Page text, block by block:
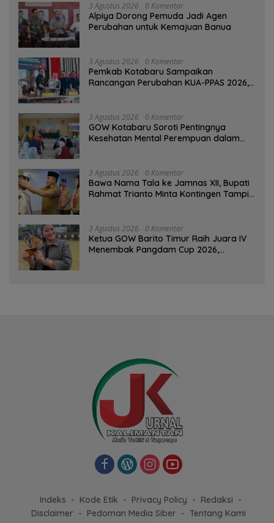
3 Agustus 2026 0 Komentar
‎Alpiya Dorong Pemuda Jadi Agen
Perubahan untuk Kemajuan Banua ‎
3 Agustus 2026 0 Komentar
Pemkab Kotabaru Sampaikan
Rancangan Perubahan KUA-PPAS 2026,
3 Agustus 2026 0 Komentar
GOW Kotabaru Soroti Pentingnya
Kesehatan Mental Perempuan dalam
3 Agustus 2026 0 Komentar
Bawa Nama Tala ke Jamnas XII, Bupati
Rahmat Trianto Minta Kontingen Tampil
3 Agustus 2026 0 Komentar
Ketua GOW Barito Timur Raih Juara IV
Menembak Pangdam Cup 2026,
Indeks Kode Etik Privacy Policy
Redaksi
Disclaimer
Pedoman Media Siber Tentang Kami